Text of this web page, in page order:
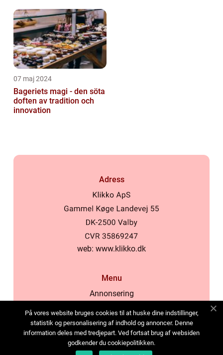
07 maj 2024
Bageriets magi - den söta
doften av tradition och
innovation
Adress
web: www.klikko.dk
Menu
Annonsering
Cookies
Kontakta oss
Sitemap
På vores website bruges cookies til at huske dine indstillinger,
statistik og personalisering af indhold og annoncer. Denne
information deles med tredjepart. Ved fortsat brug af websiden
godkender du cookiepolitikken.